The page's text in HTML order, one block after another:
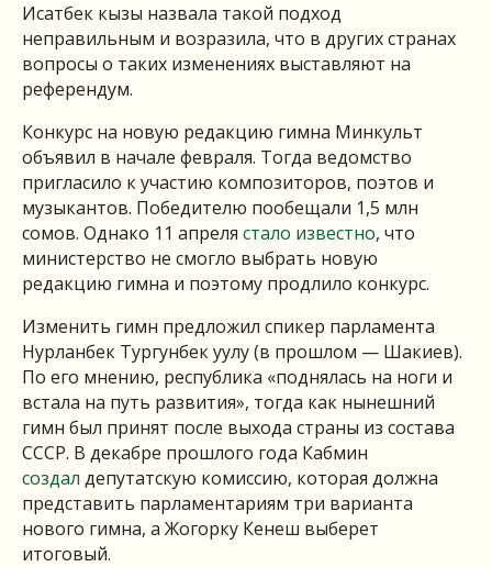
Исатбек кызы назвала такой подход
неправильным и возразила, что в других странах
вопросы о таких изменениях выставляют на
референдум.
Конкурс на новую редакцию гимна Минкульт
объявил в начале февраля. Тогда ведомство
пригласило к участию композиторов, поэтов и
музыкантов. Победителю пообещали 1,5 млн
сомов. Однако 11 апреля стало известно, что
министерство не смогло выбрать новую
редакцию гимна и поэтому продлило конкурс.
Изменить гимн предложил спикер парламента
Нурланбек Тургунбек уулу (в прошлом — Шакиев).
По его мнению, республика «поднялась на ноги и
встала на путь развития», тогда как нынешний
гимн был принят после выхода страны из состава
СССР. В декабре прошлого года Кабмин
создал депутатскую комиссию, которая должна
представить парламентариям три варианта
нового гимна, а Жогорку Кенеш выберет
итоговый.